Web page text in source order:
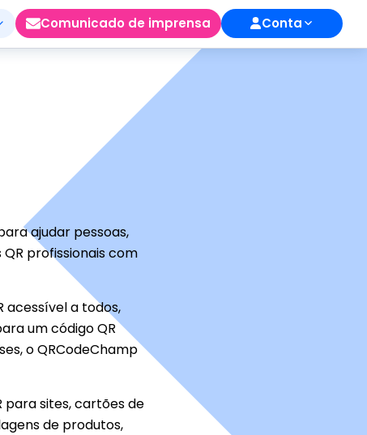
Comunicado de imprensa Conta
ajudar pessoas,
profissionais com
acessível a todos,
um código QR
o QRCodeChamp
para sites, cartões de
de produtos,